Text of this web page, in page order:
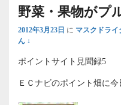
野菜・果物がプ
2012年3月23日 に マスクドライ
ん ↓
ポイントサイト見聞録5
ＥＣナビのポイント畑に今